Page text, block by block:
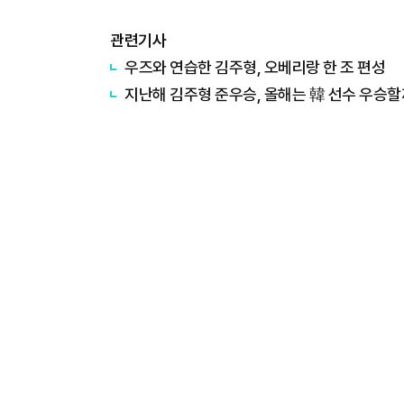
관련기사
우즈와 연습한 김주형, 오베리랑 한 조 편성
지난해 김주형 준우승, 올해는 韓 선수 우승